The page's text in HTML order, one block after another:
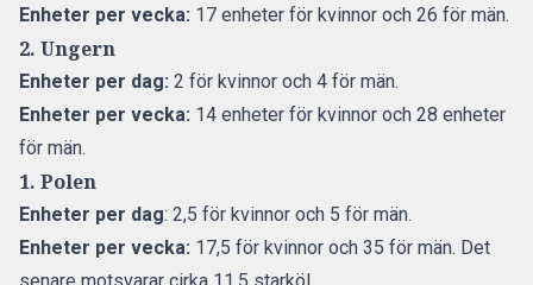
Enheter per vecka: 17 enheter för kvinnor och 26 för män.
2. Ungern
Enheter per dag: 2 för kvinnor och 4 för män.
Enheter per vecka: 14 enheter för kvinnor och 28 enheter
för män.
1. Polen
Enheter per dag: 2,5 för kvinnor och 5 för män.
Enheter per vecka: 17,5 för kvinnor och 35 för män. Det